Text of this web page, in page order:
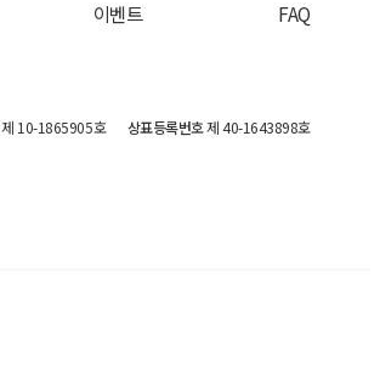
이벤트 FAQ
제 10-1865905호 상표등록번호제 40-1643898호